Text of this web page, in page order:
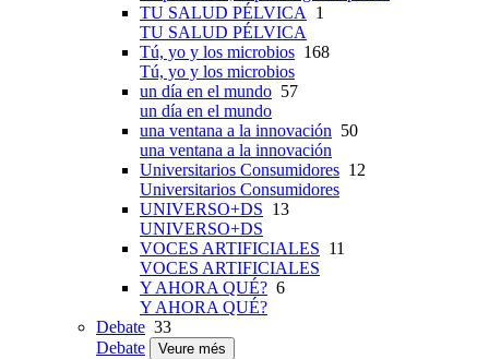
TU SALUD PÉLVICA
1
TU SALUD PÉLVICA
Tú, yo y los microbios 168
Tú, yo y los microbios
un día en el mundo 57
un día en el mundo
una ventana a la innovación 50
una ventana a la innovación
Universitarios Consumidores 12
Universitarios Consumidores
UNIVERSO+DS 13
UNIVERSO+DS
VOCES ARTIFICIALES 11
VOCES ARTIFICIALES
Y AHORA QUÉ? 6
Y AHORA QUÉ?
Debate 33
Debate
Veure més